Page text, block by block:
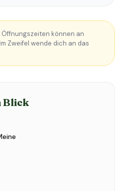
Öffnungszeiten können an
Zweifel wende dich an das
Blick